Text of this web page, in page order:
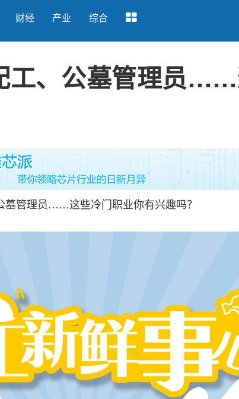
财经 产业 综合
工、公墓管理员
墓管理员……这些冷门职业你有兴趣吗？